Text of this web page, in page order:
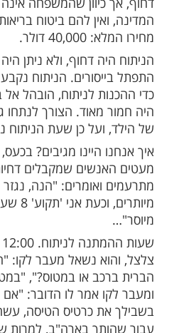
עוד תוכן חדש
שלנו בתהילים
שפיצר בסיפור נפלא
תושב קנדה שוהה
בארצות הברית. אחד
שהמשפחה אינה
להם ביטוח בריאות,
דולר.
דחוף, ולא ניתן היה
לניתוח, הובהל אל בית
מאוד. הצורך לנתחו גבר
כן שעת הניתוח נדחתה ל-18:00